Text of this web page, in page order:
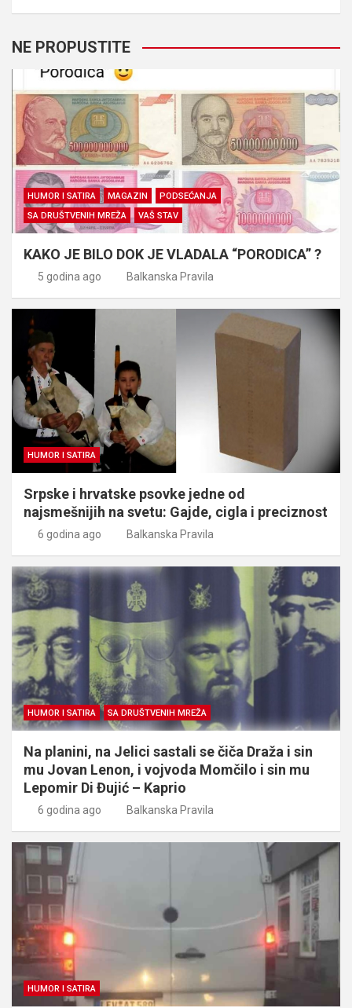
NE PROPUSTITE
HUMOR I SATIRA MAGAZIN
PODSEĆANJA
SA DRUŠTVENIH MREŽA
VAŠ STAV
KAKO JE BILO DOK JE VLADALA “PORODICA” ?
5 godina ago Balkanska Pravila
HUMOR I SATIRA
Srpske i hrvatske psovke jedne od
najsmešnijih na svetu: Gajde, cigla i preciznost
6 godina ago Balkanska Pravila
HUMOR I SATIRA SA DRUŠTVENIH MREŽA
Na planini, na Jelici sastali se čiča Draža i sin
mu Jovan Lenon, i vojvoda Momčilo i sin mu
Lepomir Di Đujić – Kaprio
6 godina ago Balkanska Pravila
HUMOR I SATIRA